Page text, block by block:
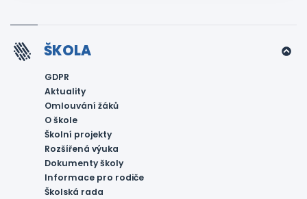
ŠKOLA
GDPR
Aktuality
Omlouvání žáků
O škole
Školní projekty
Rozšířená výuka
Dokumenty školy
Informace pro rodiče
Školská rada